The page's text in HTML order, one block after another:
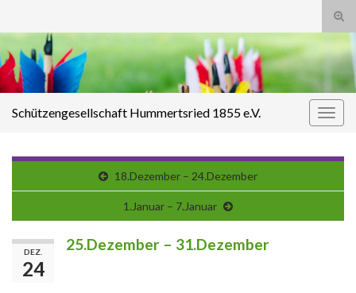
Search for:
Schützengesellschaft Hummertsried 1855 e.V.
18.Dezember – 24.Dezember
1.Januar – 7.Januar
DEZ.
24
25.Dezember – 31.Dezember